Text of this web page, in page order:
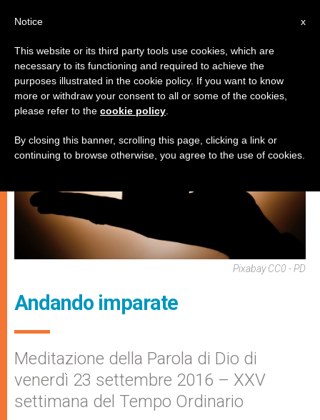
SPIRITUALITÀ E PREGHIERA
Pixabay CC0 - PD
Andando imparate
Meditazione della Parola di Dio di
venerdì 23 settembre 2016 – XXV
settimana del Tempo Ordinario
x
Notice
This website or its third party tools use cookies, which are
necessary to its functioning and required to achieve the
purposes illustrated in the cookie policy. If you want to know
more or withdraw your consent to all or some of the cookies,
please refer to the cookie policy
By closing this banner, scrolling this page, clicking a link or
continuing to browse otherwise, you agree to the use of cookies.